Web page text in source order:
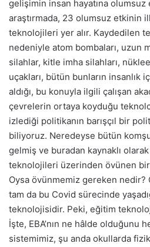
gelişimin insan hayatına
araştırmada, 23 olumsuz etkinin
teknolojileri yer alır. Kaydedilen
nedeniyle atom bombaları, uzun
silahlar, kitle imha silahları,
uçakları, bütün bunların insanlık
aldığı, bu konuyla ilgili çalışan
çevrelerin ortaya koyduğu
izlediği politikanın barışçıl bir
biliyoruz. Neredeyse bütün
gelmiş ve buradan kaynaklı
teknolojileri üzerinden övünen bir
Oysa övünmemiz gereken
tam da bu Covid sürecinde
teknolojisidir. Peki, eğitim
İşte, EBA’nın ne hâlde olduğunu
sistemimiz, şu anda okullarda